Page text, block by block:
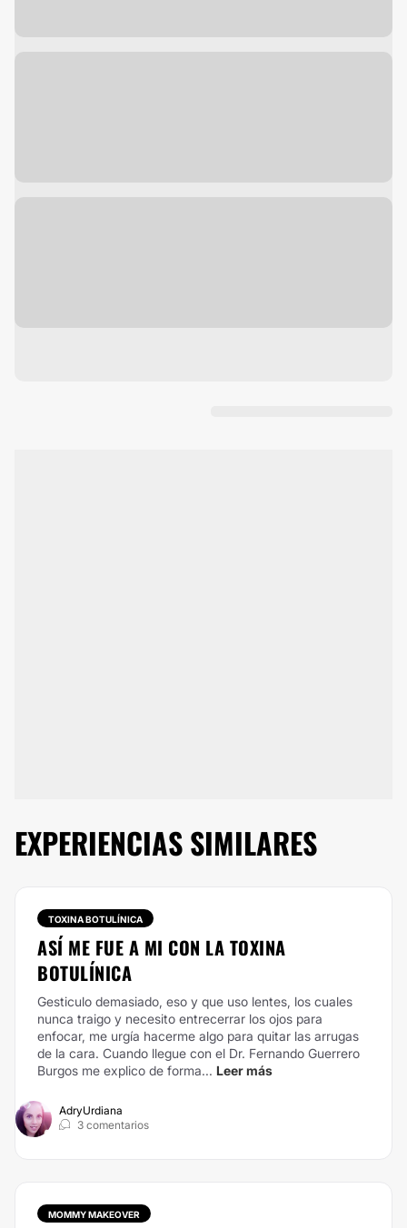
EXPERIENCIAS SIMILARES
TOXINA BOTULÍNICA
ASÍ ME FUE A MI CON LA TOXINA
BOTULÍNICA
Gesticulo demasiado, eso y que uso lentes, los cuales
nunca traigo y necesito entrecerrar los ojos para
enfocar, me urgía hacerme algo para quitar las arrugas
de la cara. Cuando llegue con el Dr. Fernando Guerrero
Burgos me explico de forma... Leer más
AdryUrdiana
3 comentarios
MOMMY MAKEOVER